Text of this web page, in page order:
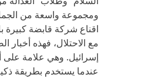
ومجموعة واسعة من
اقناع شركة قابضة كبيرة
مع الاحتلال، فهذه أخبار
إسرائيل. وهي علامة على
عندما يستخدم بطريقة